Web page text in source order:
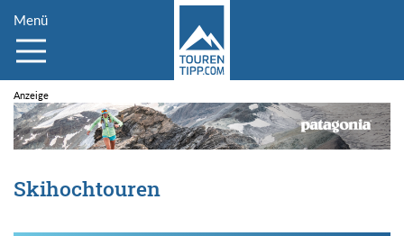
Menü
Skihochtouren